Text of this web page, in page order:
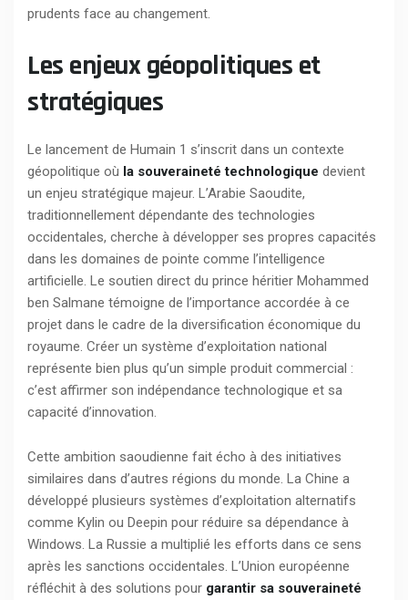
prudents face au changement.
Les enjeux géopolitiques et
stratégiques
Le lancement de Humain 1 s’inscrit dans un contexte
géopolitique où la souveraineté technologique devient
un enjeu stratégique majeur. L’Arabie Saoudite,
traditionnellement dépendante des technologies
occidentales, cherche à développer ses propres capacités
dans les domaines de pointe comme l’intelligence
artificielle. Le soutien direct du prince héritier Mohammed
ben Salmane témoigne de l’importance accordée à ce
projet dans le cadre de la diversification économique du
royaume. Créer un système d’exploitation national
représente bien plus qu’un simple produit commercial :
c’est affirmer son indépendance technologique et sa
capacité d’innovation.
Cette ambition saoudienne fait écho à des initiatives
similaires dans d’autres régions du monde. La Chine a
développé plusieurs systèmes d’exploitation alternatifs
comme Kylin ou Deepin pour réduire sa dépendance à
Windows. La Russie a multiplié les efforts dans ce sens
après les sanctions occidentales. L’Union européenne
réfléchit à des solutions pour garantir sa souveraineté